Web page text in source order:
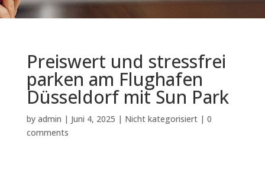
Preiswert und stressfrei
parken am Flughafen
Düsseldorf mit Sun Park
by admin | Juni 4, 2025 | Nicht kategorisiert| 0
comments